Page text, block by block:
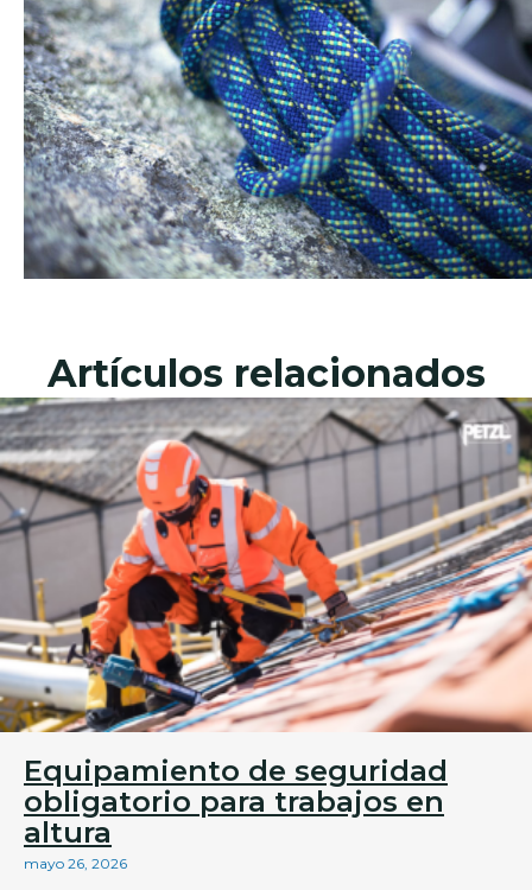
Artículos relacionados
Equipamiento de seguridad
obligatorio para trabajos en
altura
mayo 26, 2026